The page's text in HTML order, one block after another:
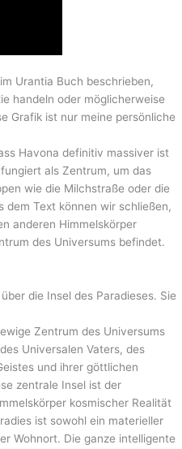
Urantia Buch beschrieben,
handeln oder möglicherweise
Grafik ist nur meine persönliche
Havona definitiv massiver ist
als Zentrum, um das
wie die Milchstraße oder die
dem Text können wir schließen,
anderen Himmelskörper
des Universums befindet.
die Insel des Paradieses. Sie
ewige Zentrum des Universums
Universalen Vaters, des
und ihrer göttlichen
zentrale Insel ist der
kosmischer Realität
ist sowohl ein materieller
Wohnort. Die ganze intelligente